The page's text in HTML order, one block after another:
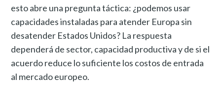
esto abre una pregunta táctica: ¿podemos usar
capacidades instaladas para atender Europa sin
desatender Estados Unidos? La respuesta
dependerá de sector, capacidad productiva y de si el
acuerdo reduce lo suficiente los costos de entrada
al mercado europeo.